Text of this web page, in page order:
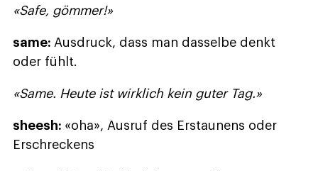
«Safe, gömmer!»
same: Ausdruck, dass man dasselbe denkt
oder fühlt.
«Same. Heute ist wirklich kein guter Tag.»
sheesh: «oha», Ausruf des Erstaunens oder
Erschreckens